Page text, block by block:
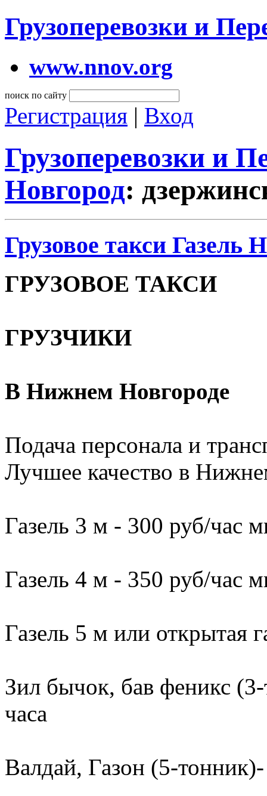
Грузоперевозки и
www.nnov.org
поиск по сайту
Регистрация | Вход
Грузоперевозки и
Новгород:
Грузовое такси Газель
ГРУЗОВОЕ ТАКСИ
ГРУЗЧИКИ
В Нижнем Новгороде
Подача персонала и
Лучшее качество в
Газель 3 м - 300 руб/час
Газель 4 м - 350 руб/час
Газель 5 м или открытая
Зил бычок, бав феникс
часа
Валдай, Газон (5-